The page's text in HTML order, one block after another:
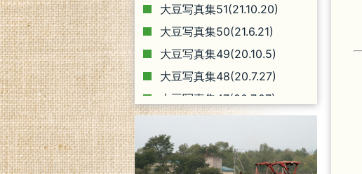
大豆写真集51(21.10.20)
大豆写真集50(21.6.21)
大豆写真集49(20.10.5)
大豆写真集48(20.7.27)
大豆写真集47(20.7.27)
大豆写真集45(19.9.9)
大豆写真集44(19.7.1)